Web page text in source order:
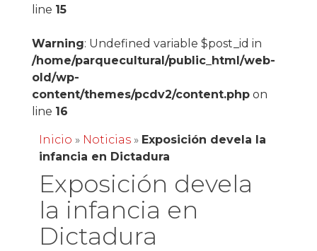
line 15
Warning: Undefined variable $post_id in
/home/parquecultural/public_html/web-
old/wp-
content/themes/pcdv2/content.phpon
line 16
Inicio » Noticias» Exposición devela la
infancia en Dictadura
Exposición devela
la infancia en
Dictadura